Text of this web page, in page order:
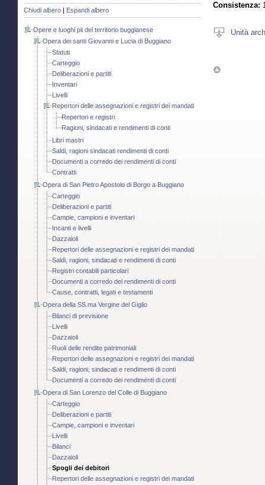
Chiudi albero Espandi albero
Opere e luoghi pii del territorio buggianese
Opera dei santi Giovanni e Lucia di Buggiano
Statuti
Carteggio
Deliberazioni e partiti
Inventari
Livelli
Repertori delle assegnazioni e registri dei mandati
Repertori e registri
Ragioni, sindacati e rendimenti di conti
Libri mastri
Saldi, ragioni sindacati rendimenti di conti
Documenti a corredo dei rendimenti di conti
Contratti
Opera di San Pietro Apostolo di Borgo a Buggiano
Carteggio
Deliberazioni e partiti
Campie, campioni e inventari
Incanti e livelli
Dazzaioli
Repertori delle assegnazioni e registri dei mandati
Saldi, ragioni, sindacati e rendimenti di conti
Registri contabili particolari
Documenti a corredo dei rendimenti di conti
Cause, contratti, legati e testamenti
Opera della SS.ma Vergine del Giglio
Bilanci di previsione
Livelli
Dazzaioli
Ruoli delle rendite patrimoniali
Repertori delle assegnazioni e registri dei mandati
Saldi, ragioni, sindacati e rendimenti di conti
Documenti a corredo dei rendimenti di conti
Opera di San Lorenzo del Colle di Buggiano
Carteggio
Deliberazioni e partiti
Campie, campioni e inventari
Livelli
Bilanci
Dazzaioli
Spogli dei debitori
Repertori delle assegnazioni e registri dei mandati
Consistenza:
Unità